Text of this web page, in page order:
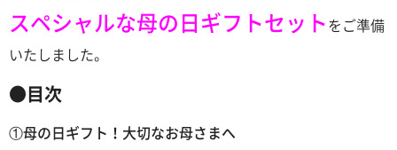
スペシャルな母の日ギフトセット をご準備
いたしました。
●目次
①母の日ギフト！大切なお母さまへ